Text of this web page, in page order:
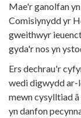
Mae'r ganolfan
Comisiynydd yr
gweithwyr
gyda'r nos yn
Ers dechrau'r
wedi digwydd ar-
mewn cysylltiad
yn danfon